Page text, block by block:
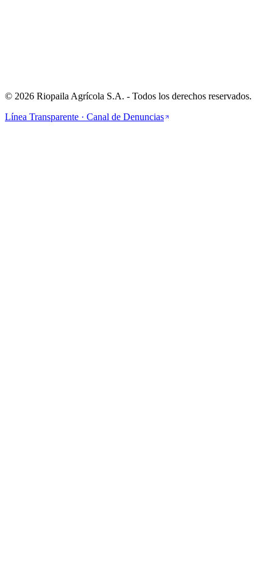
© 2026 Riopaila Agrícola S.A. - Todos los derechos reservados.
Línea Transparente · Canal de Denuncias